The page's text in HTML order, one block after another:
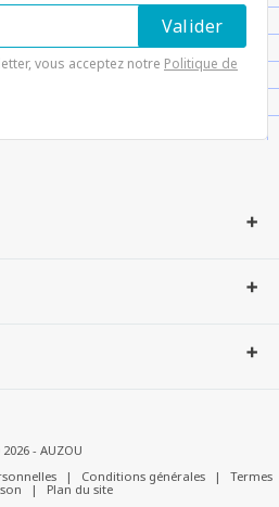
vous acceptez notre Politique de
- AUZOU
| Conditions générales |
Termes
| Plan du site